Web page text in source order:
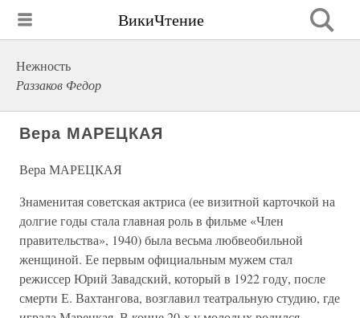
ВикиЧтение
Нежность
Раззаков Федор
Вера МАРЕЦКАЯ
Вера МАРЕЦКАЯ
Знаменитая советская актриса (ее визитной карточкой на
долгие годы стала главная роль в фильме «Член
правительства», 1940) была весьма любвеобильной
женщиной. Ее первым официальным мужем стал
режиссер Юрий Завадский, который в 1922 году, после
смерти Е. Вахтангова, возглавил театральную студию, где